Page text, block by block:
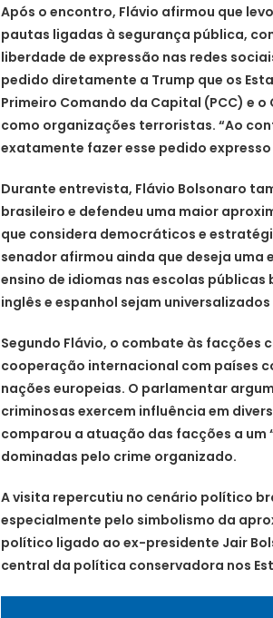
Após o encontro, Flávio afirmou que
pautas ligadas à segurança pública,
liberdade de expressão nas redes
pedido diretamente a Trump que os
Primeiro Comando da Capital (PCC) e o
como organizações terroristas. “Ao
exatamente fazer esse pedido expresso
Durante entrevista, Flávio Bolsonaro
brasileiro e defendeu uma maior
que considera democráticos e
senador afirmou ainda que deseja
ensino de idiomas nas escolas
inglês e espanhol sejam universalizados
Segundo Flávio, o combate às facções
cooperação internacional com países
nações europeias. O parlamentar
criminosas exercem influência em
comparou a atuação das facções a um
dominadas pelo crime organizado.
A visita repercutiu no cenário político
especialmente pelo simbolismo da
político ligado ao ex-presidente Jair
central da política conservadora nos